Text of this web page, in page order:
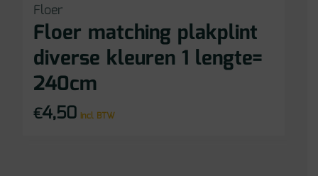
Floer
Floer matching plakplint
diverse kleuren 1 lengte=
240cm
€4,50 incl BTW